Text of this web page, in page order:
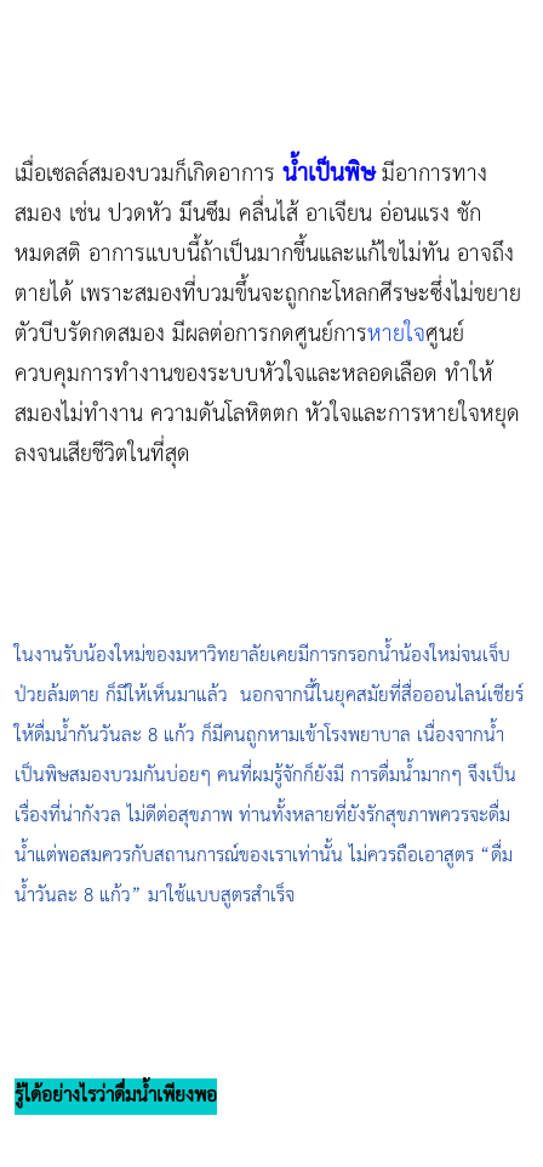
เมื่อเซลล์สมองบวมก็เกิดอาการ น้ำเป็นพิษมีอาการทาง
สมอง เช่น ปวดหัว มึนซึม คลื่นไส้ อาเจียน อ่อนแรง ชัก
หมดสติ อาการแบบนี้ถ้าเป็นมากขึ้นและแก้ไขไม่ทัน อาจถึง
ตายได้ เพราะสมองที่บวมขึ้นจะถูกกะโหลกศีรษะซึ่งไม่ขยาย
ตัวบีบรัดกดสมอง มีผลต่อการกดศูนย์การหายใจศูนย์
ควบคุมการทำงานของระบบหัวใจและหลอดเลือด ทำให้
สมองไม่ทำงาน ความดันโลหิตตก หัวใจและการหายใจหยุด
ลงจนเสียชีวิตในที่สุด
ในงานรับน้องใหม่ของมหาวิทยาลัยเคยมีการกรอกน้ำน้องใหม่จนเจ็บ
ป่วยล้มตาย ก็มีให้เห็นมาแล้ว นอกจากนี้ในยุคสมัยที่สื่อออนไลน์เชียร์
ให้ดื่มน้ำกันวันละ 8 แก้ว ก็มีคนถูกหามเข้าโรงพยาบาล เนื่องจากน้ำ
เป็นพิษสมองบวมกันบ่อยๆ คนที่ผมรู้จักก็ยังมี การดื่มน้ำมากๆ จึงเป็น
เรื่องที่น่ากังวล ไม่ดีต่อสุขภาพ ท่านทั้งหลายที่ยังรักสุขภาพควรจะดื่ม
น้ำแต่พอสมควรกับสถานการณ์ของเราเท่านั้น ไม่ควรถือเอาสูตร “ดื่ม
น้ำวันละ 8 แก้ว” มาใช้แบบสูตรสำเร็จ
รู้ได้อย่างไรว่าดื่มน้ำเพียงพอ